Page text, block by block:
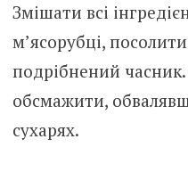
Змішати всі
м’ясорубці,
подрібнений
обсмажити,
сухарях.